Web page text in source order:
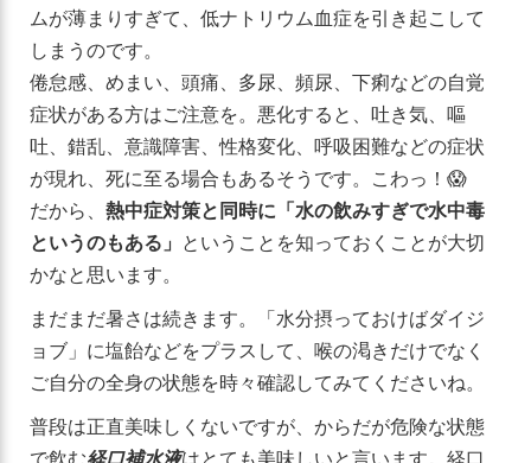
ムが薄まりすぎて、低ナトリウム血症を引き起こして
しまうのです。
倦怠感、めまい、頭痛、多尿、頻尿、下痢などの自覚
症状がある方はご注意を。悪化すると、吐き気、嘔
吐、錯乱、意識障害、性格変化、呼吸困難などの症状
が現れ、死に至る場合もあるそうです。こわっ！😱
だから、 熱中症対策と同時に「水の飲みすぎで水中毒
というのもある」 ということを知っておくことが大切
かなと思います。
まだまだ暑さは続きます。「水分摂っておけばダイジ
ョブ」に塩飴などをプラスして、喉の渇きだけでなく
ご自分の全身の状態を時々確認してみてくださいね。
普段は正直美味しくないですが、からだが危険な状態
で飲む経口補水液はとても美味しいと言います。経口